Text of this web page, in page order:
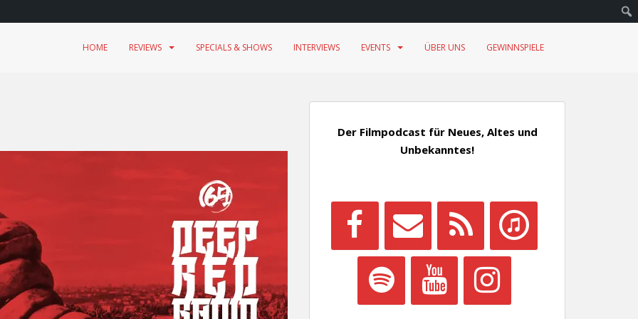
HOME REVIEWS SPECIALS & SHOWS INTERVIEWS EVENTS ÜBER UNS GEWINNSPIELE
Der Filmpodcast für Neues, Altes und
Unbekanntes!